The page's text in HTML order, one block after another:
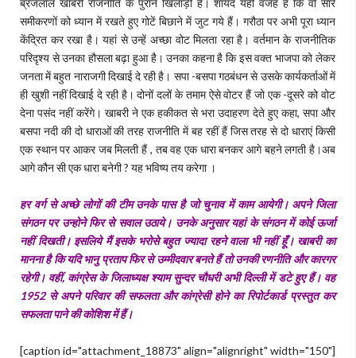
ब्रजलाल खाबरी राजनीति के पुराने खिलाड़ी हैं। शायद यही वजह है कि वो सारे
समीकरणों को ध्यान में रखते हुए गोटें बिछाने में जुट गये हैं। गरौठा पर अभी पूरा ध्यान
केंद्रित कर रखा है। यहां से उन्हें अच्छा वोट मिलता रहा है। वर्तमान के राजनीतिक
परिदृश्य से उनका हौसला बढ़ा हुआ है। उनका कहना है कि इस वक्त भाजपा को लेकर
जनता में बहुत नाराजगी दिखाई दे रही है। सपा -बसपा गठबंधन से उसके कार्यकर्ताओं में
ही खुशी नहीं दिखाई दे रही है। दोनों दलों के तमाम ऐसे वोटर हैं जो एक -दूसरे को वोट
देना पसंद नहीं करेंगे। खाबरी ने एक हकीकत से भरा उदाहरण देते हुए कहा, सपा और
बसपा नदी की दो धाराओं की तरह राजनीति में बह रहीं हैं जिस तरह से दो धाराएं किसी
एक स्थान पर आकर जब मिलती हैं , तब वह एक धारा बनकर आगे बहने लगती है।अब
आगे कौन सी एक धारा बनेगी ? यह भविष्य तय करेगा ।
हर वर्ग से अच्छे लोगों की टीम उनके पास है जो चुनाव में काम आयेगी। अपने जिला
संगठन पर उन्होने फिर से सवाल उठाये। उनके अनुसार यहां के संगठन में कोई ऊर्जा
नहीं दिखती। इसलिये मैं इसके भरोसे बहुत ज्यादा रहने वाला भी नहीं हूँ। खाबरी का
मानना है कि यदि भानु प्रताप फिर से उम्मीदवार बनते हैं तो उनकी रणनीति और कारगर
रहेगी। वहीं, कांग्रेस के जिलाध्यक्ष श्याम सुन्दर चौधरी अभी दिल्ली में डटे हुए हैं। वह
1952 से अपने परिवार की सफलता और कांग्रेसी होने का रिपोर्टकार्ड प्रस्तुत कर
सफलता पाने की कोशिश में हैं।
[caption id="attachment_18873" align="alignright" width="150"]